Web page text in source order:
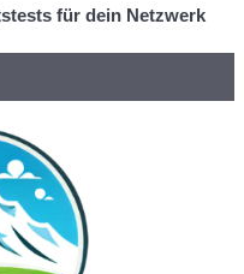
für dein Netzwerk